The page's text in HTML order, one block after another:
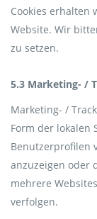
Cookies erhalten
Website. Wir
zu setzen.
5.3 Marketing- /
Marketing- /
Form der lokalen
Benutzerprofilen
anzuzeigen oder
mehrere
verfolgen.